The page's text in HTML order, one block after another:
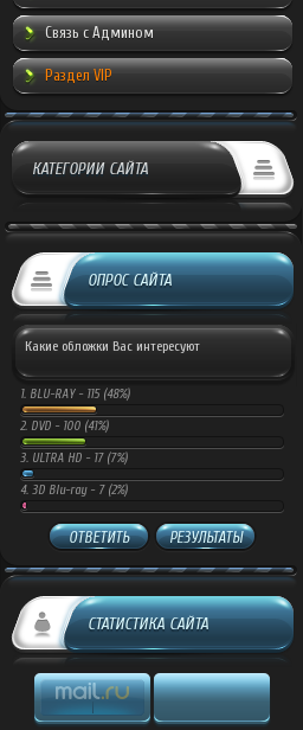
Связь с Админом
Раздел VIP
КАТЕГОРИИ САЙТА
ОПРОС САЙТА
Какие обложки Вас интересуют
1. BLU-RAY - 115 (48%)
2. DVD - 100 (41%)
3. ULTRA HD - 17 (7%)
4. 3D Blu-ray - 7 (2%)
ОТВЕТИТЬ РЕЗУЛЬТАТЫ
СТАТИСТИКА САЙТА